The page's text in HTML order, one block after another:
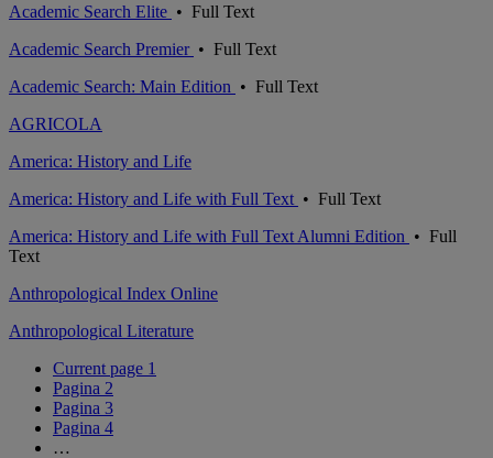
Academic Search Elite • Full Text
Academic Search Premier • Full Text
Academic Search: Main Edition • Full Text
AGRICOLA
America: History and Life
America: History and Life with Full Text • Full Text
America: History and Life with Full Text Alumni Edition • Full
Text
Anthropological Index Online
Anthropological Literature
Current page 1
Pagina 2
Pagina 3
Pagina 4
…